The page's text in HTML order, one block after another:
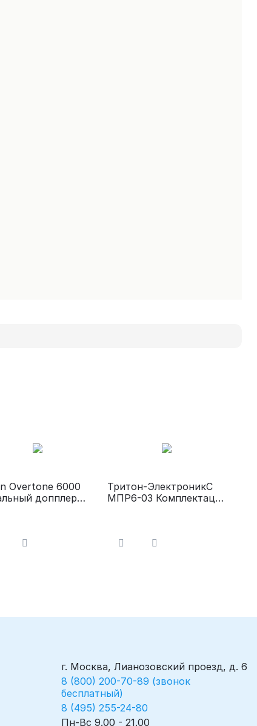
Overtone 6000
допплер
Тритон-ЭлектроникС
МПР6-03 Комплектация
г. Москва, Лианозовский проезд, д. 6
8 (800) 200-70-89 (звонок
бесплатный)
8 (495) 255-24-80
Пн-Вс 9.00 - 21.00